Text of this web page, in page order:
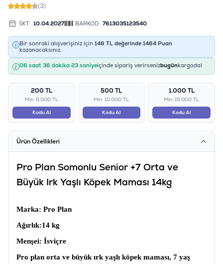
(3)
SKT: 10.04.2027 BARKOD: 7613035123540
Bir sonraki alışverişiniz için 146 TL değerinde 1464 Puan
kazanacaksınız.
06 saat 36 dakika 23 saniyeiçinde sipariş verirsenizbugünkargoda!
200 TL
Min: 6.000 TL
Kodu Al
500 TL
Min: 10.000 TL
Kodu Al
1.000 TL
Min: 15.000 TL
Kodu Al
Ürün Özellikleri
Pro Plan Somonlu Senior +7 Orta ve
Büyük Irk Yaşlı Köpek Maması 14kg
Marka: Pro Plan
Ağırlık:14 kg
Menşei: İsviçre
Pro plan orta ve büyük ırk yaşlı köpek maması, 7 yaş